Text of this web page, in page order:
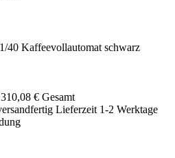
40 Kaffeevollautomat schwarz
310,08 € Gesamt
Lieferzeit 1-2 Werktage